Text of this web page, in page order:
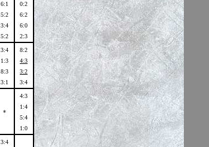
6:1
5:2
3:4
5:2
0:2
6:2
6:0
2:3
3:4
1:3
8:3
3:1
8:2
4:3
3:2
3:4
*
4:3
1:4
5:4
1:0
3:4